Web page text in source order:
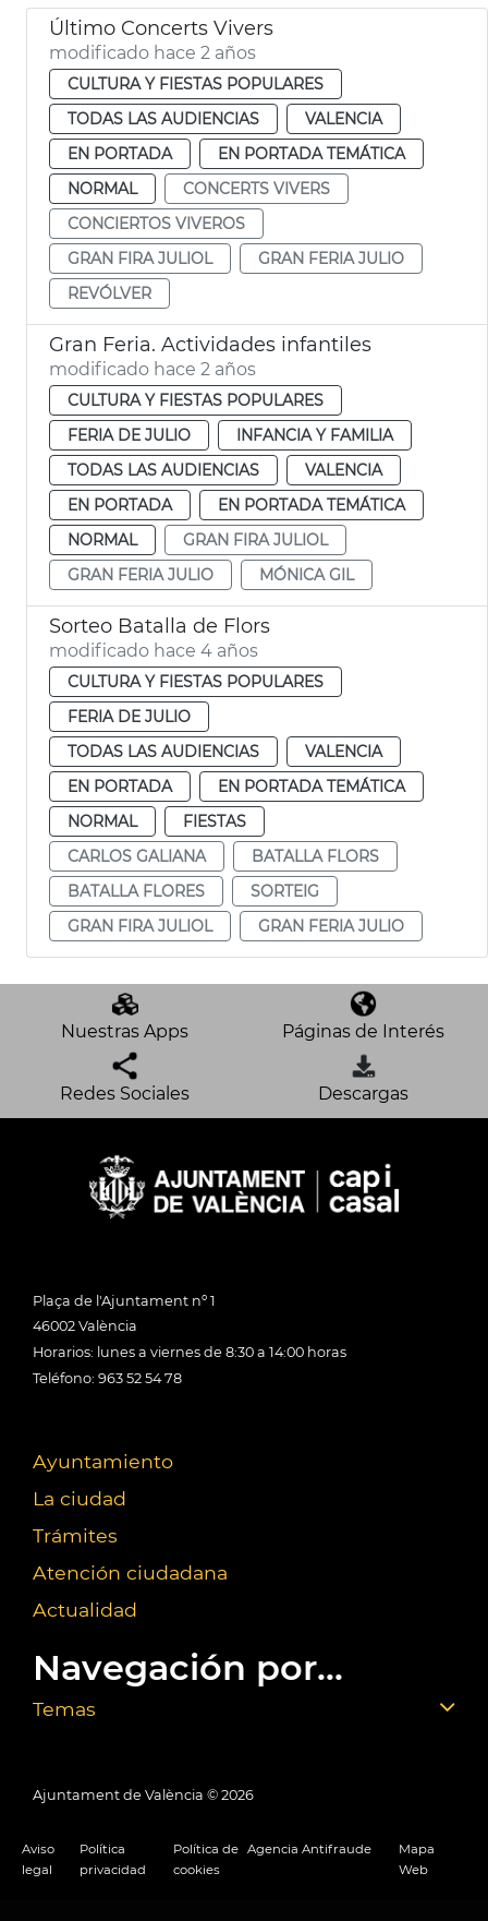
Último Concerts Vivers
modificado hace 2 años
CULTURA Y FIESTAS POPULARES
TODAS LAS AUDIENCIAS
VALENCIA
EN PORTADA
EN PORTADA TEMÁTICA
NORMAL
CONCERTS VIVERS
CONCIERTOS VIVEROS
GRAN FIRA JULIOL
GRAN FERIA JULIO
REVÓLVER
Gran Feria. Actividades infantiles
modificado hace 2 años
CULTURA Y FIESTAS POPULARES
FERIA DE JULIO
INFANCIA Y FAMILIA
TODAS LAS AUDIENCIAS
VALENCIA
EN PORTADA
EN PORTADA TEMÁTICA
NORMAL
GRAN FIRA JULIOL
GRAN FERIA JULIO
MÓNICA GIL
Sorteo Batalla de Flors
modificado hace 4 años
CULTURA Y FIESTAS POPULARES
FERIA DE JULIO
TODAS LAS AUDIENCIAS
VALENCIA
EN PORTADA
EN PORTADA TEMÁTICA
NORMAL
FIESTAS
CARLOS GALIANA
BATALLA FLORS
BATALLA FLORES
SORTEIG
GRAN FIRA JULIOL
GRAN FERIA JULIO
Nuestras Apps Páginas de Interés
Redes Sociales Descargas
Plaça de l'Ajuntament nº 1
46002 València
Horarios: lunes a viernes de 8:30 a 14:00 horas
Teléfono: 963 52 54 78
Ayuntamiento
La ciudad
Trámites
Atención ciudadana
Actualidad
Navegación por...
Temas
Ajuntament de València © 2026
Aviso
legal
Política
privacidad
Política de
cookies
Agencia Antifraude
Mapa
Web